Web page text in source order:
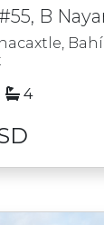
B
4